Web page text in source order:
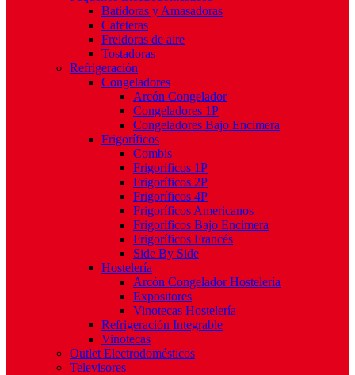
Batidoras y Amasadoras
Cafeteras
Freidoras de aire
Tostadoras
Refrigeración
Congeladores
Arcón Congelador
Congeladores 1P
Congeladores Bajo Encimera
Frigoríficos
Combis
Frigoríficos 1P
Frigoríficos 2P
Frigoríficos 4P
Frigoríficos Americanos
Frigoríficos Bajo Encimera
Frigoríficos Francés
Side By Side
Hostelería
Arcón Congelador Hostelería
Expositores
Vinotecas Hostelería
Refrigeración Integrable
Vinotecas
Outlet Electrodomésticos
Televisores